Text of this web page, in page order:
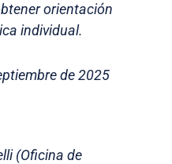
orientación
individual.
de 2025
(Oficina de